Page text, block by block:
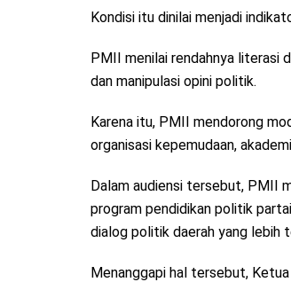
Kondisi itu dinilai menjadi
PMII menilai rendahnya literasi
dan manipulasi opini politik.
Karena itu, PMII mendorong
organisasi kepemudaan,
Dalam audiensi tersebut, PMII
program pendidikan politik
dialog politik daerah yang lebih
Menanggapi hal tersebut,